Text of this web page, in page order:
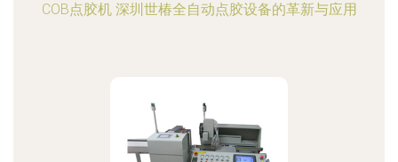
COB点胶机 深圳世椿全自动点胶设备的革新与应用